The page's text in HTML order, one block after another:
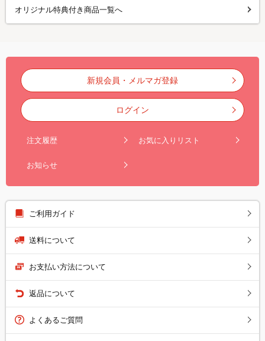
オリジナル特典付き商品一覧へ
新規会員・メルマガ登録
ログイン
注文履歴 お気に入りリスト
お知らせ
ご利用ガイド
送料について
お支払い方法について
返品について
よくあるご質問